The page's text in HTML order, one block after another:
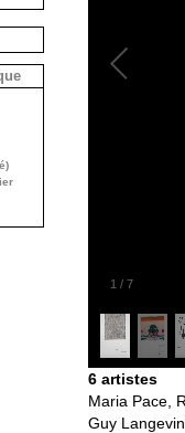
1 / 7
6 artistes
Maria Pace,
Guy